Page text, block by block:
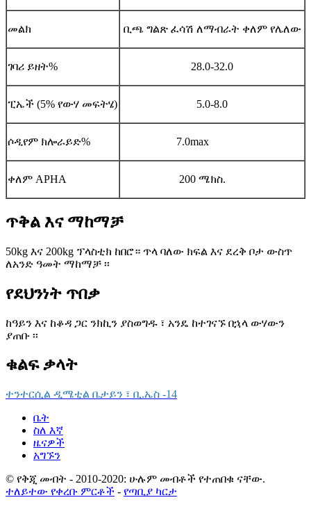
መልክ ቢጫ ግልጽ ፈሳሽ ለማብራት ቀለም የሌለው
ገባሪ ይዘት% 28.0-32.0
ፒኤች (5% የውሃ መፍትሄ) 5.0-8.0
ሶዲየም ክሎራይድ% 7.0max
ቀለም APHA 200 ሜክስ.
ጥቅል እና ማከማቻ
50kg እና 200kg ፕላስቲክ ከበሮ። ጥላ ባለው ክፍል እና ደረቅ ቦታ ውስጥ
ለአንድ ዓመት ማከማቻ ፡፡
የደህንነት ጥበቃ
ከዓይን እና ከቆዳ ጋር ንክኪን ያስወግዱ ፣ አንዴ ከተገናኙ በኋላ ውሃውን
ያጠቡ ፡፡
ቁልፍ ቃላት
ተንተርሲል ዲሜቲል ቤታይን ፣ ቢ.ኤስ -14
ቤት
ስለ እኛ
ዜናዎች
አግኙን
© የቅጂ መብት - 2010-2020: ሁሉም መብቶች የተጠበቁ ናቸው.
ተለይተው የቀረቡ ምርቶች - የጣቢያ ካርታ